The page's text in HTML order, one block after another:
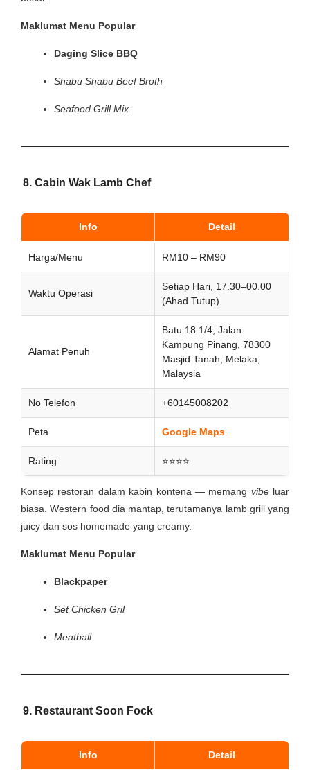
Maklumat Menu Popular
Daging Slice BBQ
Shabu Shabu Beef Broth
Seafood Grill Mix
8. Cabin Wak Lamb Chef
Info Detail
Harga/Menu RM10 – RM90
Waktu Operasi
Setiap Hari, 17.30–00.00
(Ahad Tutup)
Alamat Penuh
Batu 18 1/4, Jalan
Kampung Pinang, 78300
Masjid Tanah, Melaka,
Malaysia
No Telefon +60145008202
Peta Google Maps
Rating ⭐⭐⭐⭐
Konsep restoran dalam kabin kontena — memang vibeluar
biasa. Western food dia mantap, terutamanya lamb grill yang
juicy dan sos homemade yang creamy.
Maklumat Menu Popular
Blackpaper
Set Chicken Gril
Meatball
9. Restaurant Soon Fock
Info Detail